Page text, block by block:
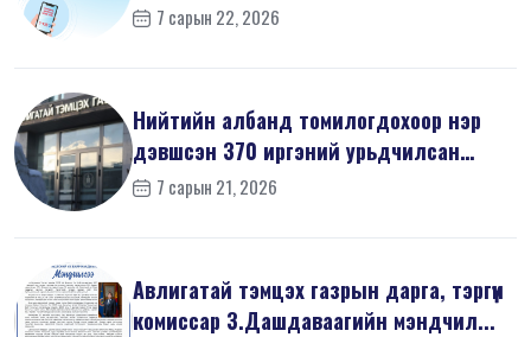
7 сарын 22, 2026
Нийтийн албанд томилогдохоор нэр
дэвшсэн 370 иргэний урьдчилсан
мэдүүл...
7 сарын 21, 2026
Авлигатай тэмцэх газрын дарга, тэргүүн
комиссар З.Дашдаваагийн мэндчил...